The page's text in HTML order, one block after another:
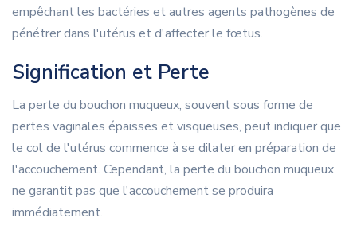
empêchant les bactéries et autres agents pathogènes de
pénétrer dans l'utérus et d'affecter le fœtus.
Signification et Perte
La perte du bouchon muqueux, souvent sous forme de
pertes vaginales épaisses et visqueuses, peut indiquer que
le col de l'utérus commence à se dilater en préparation de
l'accouchement. Cependant, la perte du bouchon muqueux
ne garantit pas que l'accouchement se produira
immédiatement.